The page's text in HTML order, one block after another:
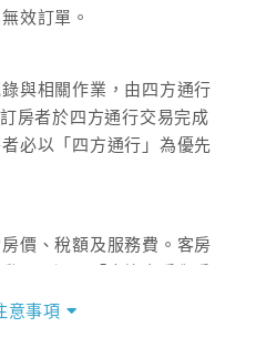
效訂單。
與相關作業，由四方通行
房者於四方通行交易完成
必以「四方通行」為優先
價、稅額及服務費。客房
意事項